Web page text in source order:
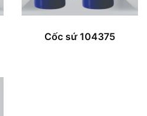
Cốc sứ 104375